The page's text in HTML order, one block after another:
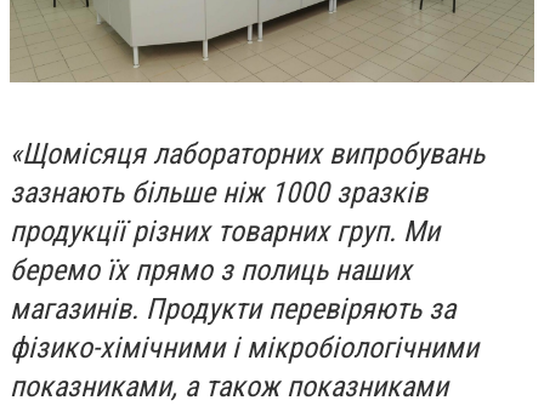
«Щомісяця лабораторних випробувань
зазнають більше ніж 1000 зразків
продукції різних товарних груп. Ми
беремо їх прямо з полиць наших
магазинів. Продукти перевіряють за
фізико-хімічними і мікробіологічними
показниками, а також показниками